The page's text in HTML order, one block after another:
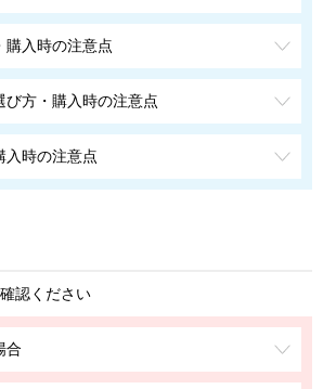
購入時の注意点
び方・購入時の注意点
入時の注意点
認ください
合